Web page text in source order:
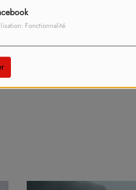
Fonctionnalité
6, 2026